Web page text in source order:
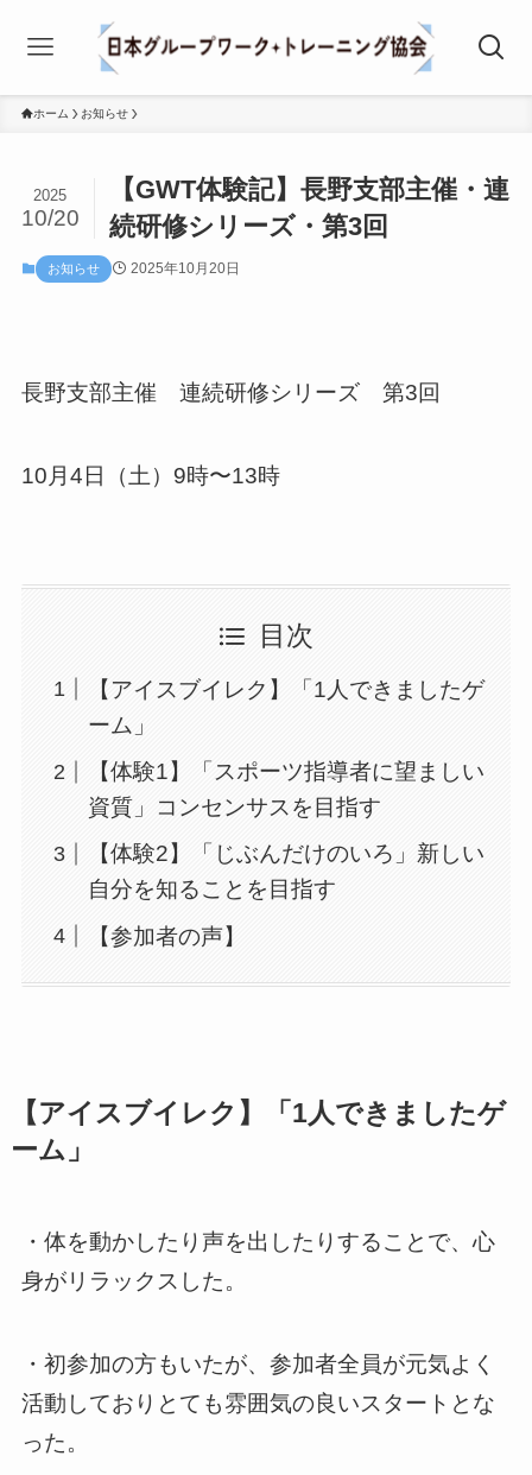
ホーム お知らせ
【GWT体験記】長野支部主催・連
続研修シリーズ・第3回
2025
10/20
お知らせ 2025年10月20日
長野支部主催 連続研修シリーズ 第3回
10月4日（土）9時〜13時
目次
【アイスブイレク】「1人できましたゲ
ーム」
【体験1】「スポーツ指導者に望ましい
資質」コンセンサスを目指す
【体験2】「じぶんだけのいろ」新しい
自分を知ることを目指す
【参加者の声】
【アイスブイレク】「1人できましたゲ
ーム」
・体を動かしたり声を出したりすることで、心
身がリラックスした。
・初参加の方もいたが、参加者全員が元気よく
活動しておりとても雰囲気の良いスタートとな
った。